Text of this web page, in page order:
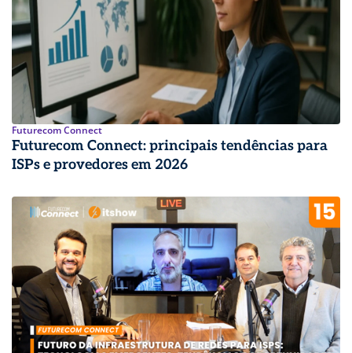
Futurecom Connect
Futurecom Connect: principais tendências para
ISPs e provedores em 2026